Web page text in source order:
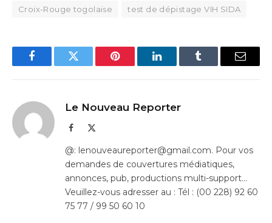
Croix-Rouge togolaise test de dépistage VIH SIDA
FacebookTwitter Pinterest LinkedInTumblr Email
Le Nouveau Reporter
Facebook
@: lenouveaureporter@gmail.com. Pour vos
demandes de couvertures médiatiques,
annonces, pub, productions multi-support…
Veuillez-vous adresser au : Tél : (00 228) 92 60
75 77 / 99 50 60 10